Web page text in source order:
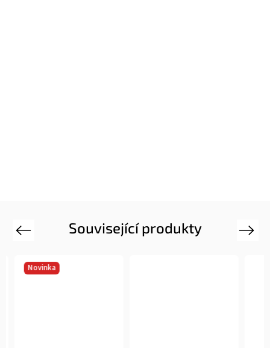
Související produkty
Previous
Novinka
Next